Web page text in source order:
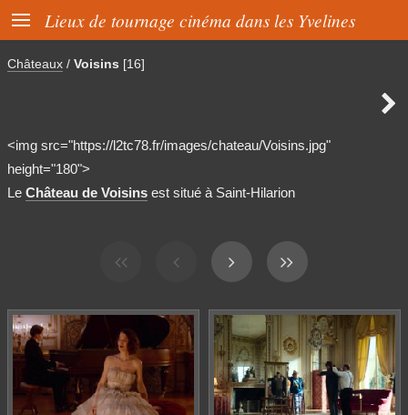
 Lieux de tournage cinéma dans les Yvelines
Châteaux / Voisins [16]

<img src="https://l2tc78.fr/images/chateau/Voisins.jpg"
height="180">
Le Château de Voisins est situé à Saint-Hilarion